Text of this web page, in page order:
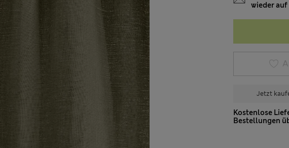
wieder
Jetzt
Kostenlose
Bestellungen